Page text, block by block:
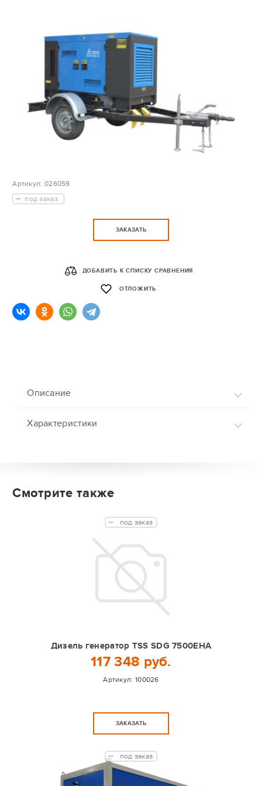
Артикул: 026059
под заказ
ЗАКАЗАТЬ
ДОБАВИТЬ К СПИСКУ СРАВНЕНИЯ
ОТЛОЖИТЬ
Описание
Характеристики
Смотрите также
Дизель генератор TSS SDG 7500EHA
117 348 руб.
Артикул: 100026
под заказ
ЗАКАЗАТЬ
под заказ